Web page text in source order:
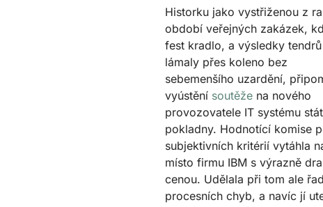
Historku jako vystřiženou z
období veřejných zakázek,
fest kradlo, a výsledky
lámaly přes koleno bez
sebemenšího uzardění,
vyústění soutěže na nového
provozovatele IT systému
pokladny. Hodnotící komise
subjektivních kritérií vytáhla
místo firmu IBM s výrazně
cenou. Udělala při tom ale
procesních chyb, a navíc jí